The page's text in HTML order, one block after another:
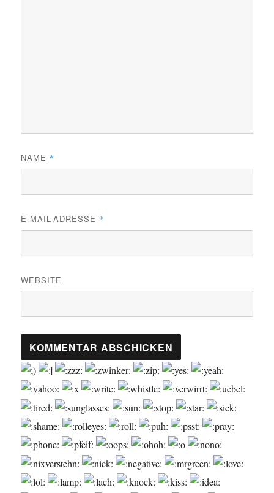
NAME *
E-MAIL-ADRESSE *
WEBSITE